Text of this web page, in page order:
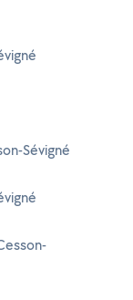
Sévigné